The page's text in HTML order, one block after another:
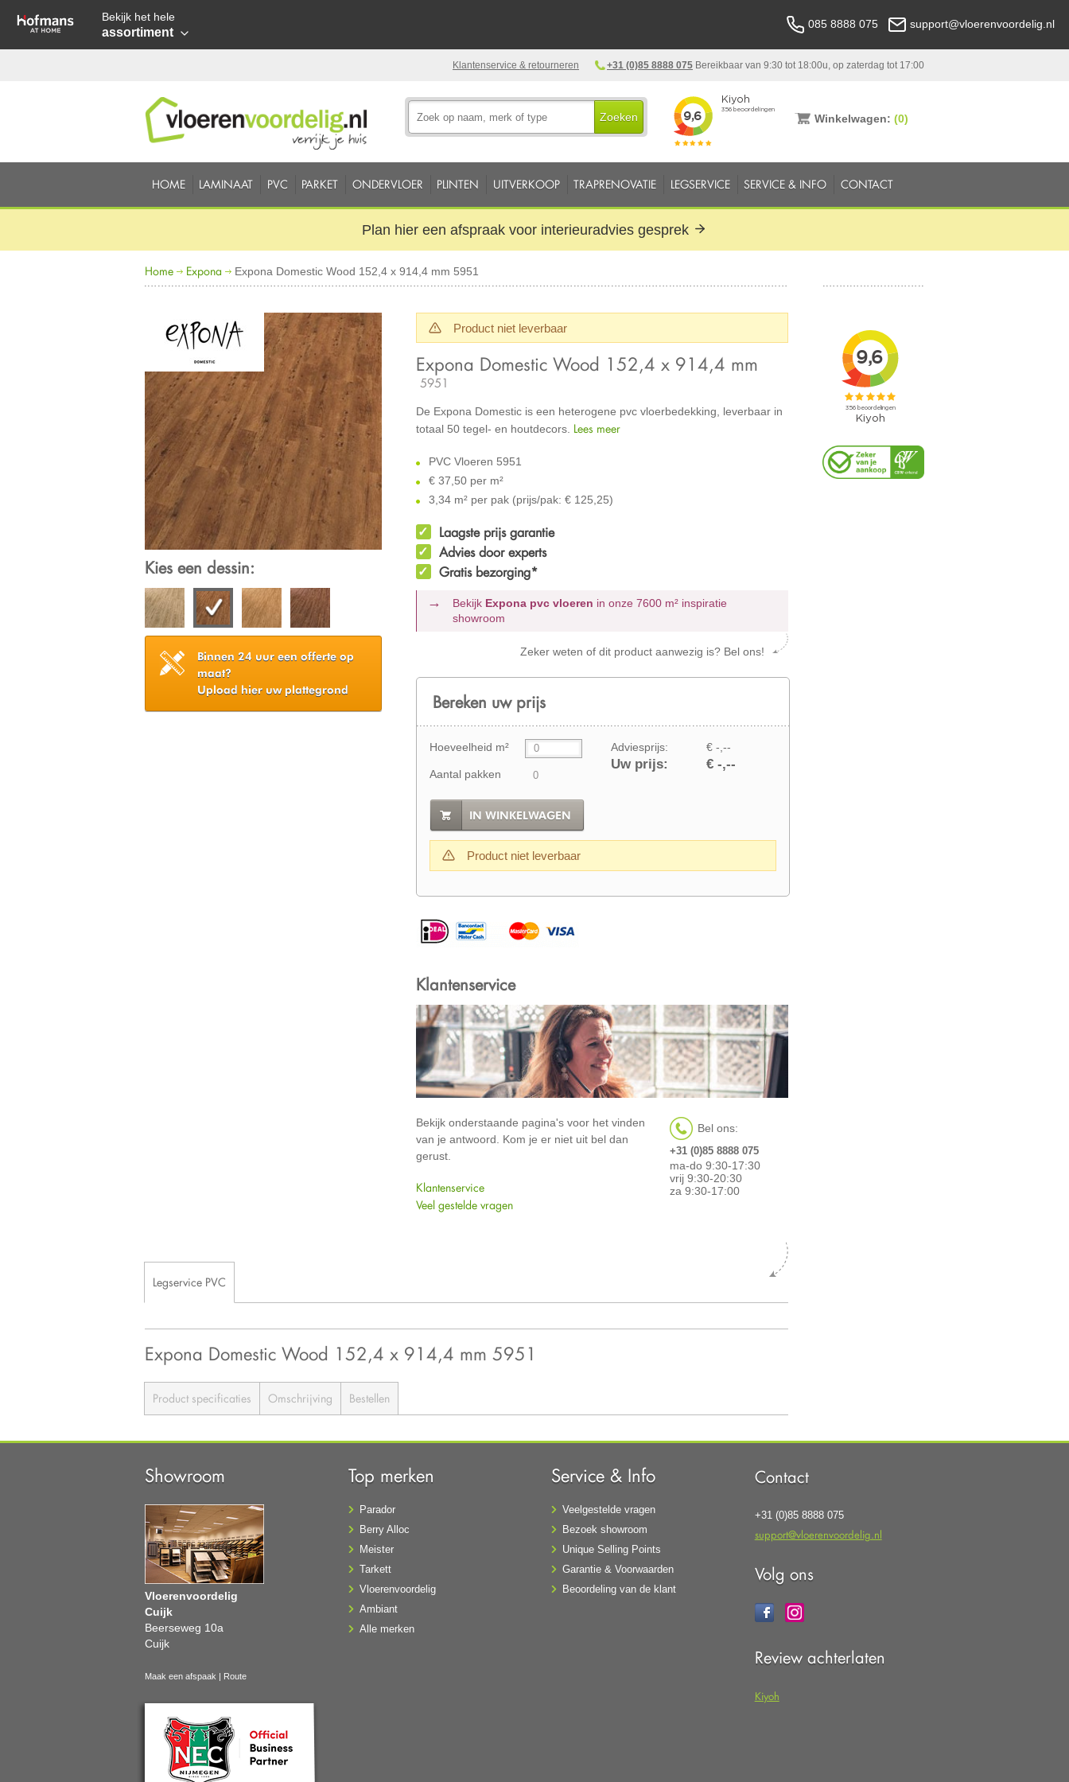
Bekijk het hele
assortiment
085 8888 075 support@vloerenvoordelig.nl
+31 (0)85 8888 075 Bereikbaar van 9:30 tot 18:00u, op zaterdag tot 17:00
Klantenservice & retourneren
Zoeken Winkelwagen: (0)
HOME LAMINAAT PVC PARKET ONDERVLOER PLINTEN UITVERKOOP TRAPRENOVATIE LEGSERVICE SERVICE & INFO CONTACT
Plan hier een afspraak voor interieuradvies gesprek
Home Expona Expona Domestic Wood 152,4 x 914,4 mm 5951
Kies een dessin:
Binnen 24 uur een offerte op
maat?
Upload hier uw plattegrond
Product niet leverbaar
Expona Domestic Wood 152,4 x 914,4 mm
5951
De Expona Domestic is een heterogene pvc vloerbedekking, leverbaar in
totaal 50 tegel- en houtdecors. Lees meer
PVC Vloeren 5951
€ 37,50 per m²
3,34 m² per pak (prijs/pak: € 125,25)
Laagste prijs garantie
Advies door experts
Gratis bezorging*
Bekijk Expona pvc vloeren in onze 7600 m² inspiratie
showroom
Zeker weten of dit product aanwezig is? Bel ons!
Bereken uw prijs
Hoeveelheid m²
Aantal pakken
Adviesprijs: € -,--
Uw prijs: € -,--
IN WINKELWAGEN
Product niet leverbaar
Klantenservice
Bekijk onderstaande pagina's voor het vinden
van je antwoord. Kom je er niet uit bel dan
gerust.
Klantenservice
Veel gestelde vragen
Bel ons:
+31 (0)85 8888 075
ma-do 9:30-17:30
vrij 9:30-20:30
za 9:30-17:00
Legservice PVC
Expona Domestic Wood 152,4 x 914,4 mm 5951
Product specificaties Omschrijving Bestellen
Showroom
Vloerenvoordelig
Cuijk
Beerseweg 10a
Cuijk
Maak een afspaak Route
Top merken
Parador
Berry Alloc
Meister
Tarkett
Vloerenvoordelig
Ambiant
Alle merken
Service & Info
Veelgestelde vragen
Bezoek showroom
Unique Selling Points
Garantie & Voorwaarden
Beoordeling van de klant
Contact
+31 (0)85 8888 075
support@vloerenvoordelig.nl
Volg ons
Review achterlaten
Kiyoh